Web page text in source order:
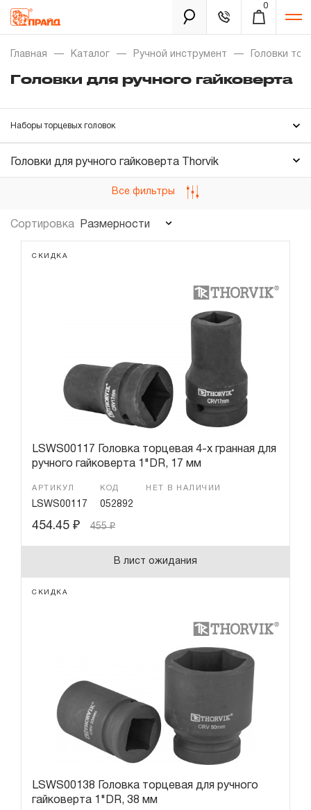
0
Каталог
Новинки
Распродажа
Уцененный товар
О нас
Доставка и оплата
Партнерам
Главная Каталог Ручной инструмент Головки
Головки для ручного гайковерта
Наборы торцевых головок
Головки для ручного гайковерта
Головки торцевые со вставкой
Головки для ручного гайковерта Thorvik
Все фильтры
Сортировка Размерности
СКИДКА
LSWS00117 Головка торцевая 4-х гранная для
ручного гайковерта 1"DR, 17 мм
АРТИКУЛ
LSWS00117
КОД
052892
НЕТ В НАЛИЧИИ
454.45 ₽ 455₽
В лист ожидания
СКИДКА
LSWS00138 Головка торцевая для ручного
гайковерта 1"DR, 38 мм